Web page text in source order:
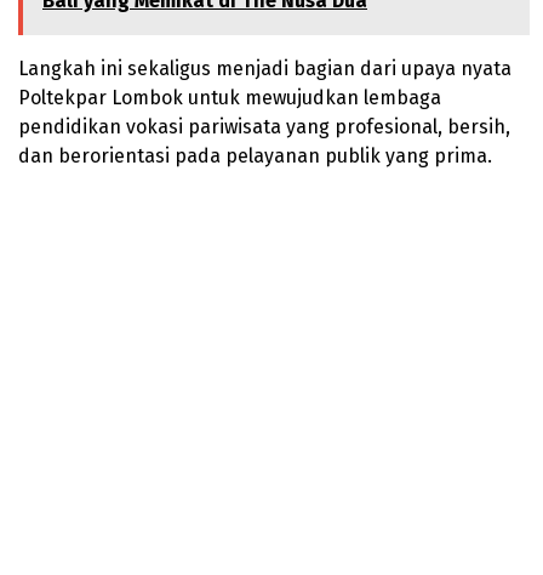
Langkah ini sekaligus menjadi bagian dari upaya nyata
Poltekpar Lombok untuk mewujudkan lembaga
pendidikan vokasi pariwisata yang profesional, bersih,
dan berorientasi pada pelayanan publik yang prima.